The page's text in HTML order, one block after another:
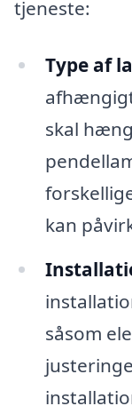
tjeneste:
Type af
skal
kan
såsom